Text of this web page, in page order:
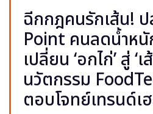
ฉีกกฎคนรักเส้น!
Point คนลดน้ำหนั
เปลี่ยน ‘อกไก่’ สู่ ‘
นวัตกรรม
ตอบโจทย์เทรนด์เ